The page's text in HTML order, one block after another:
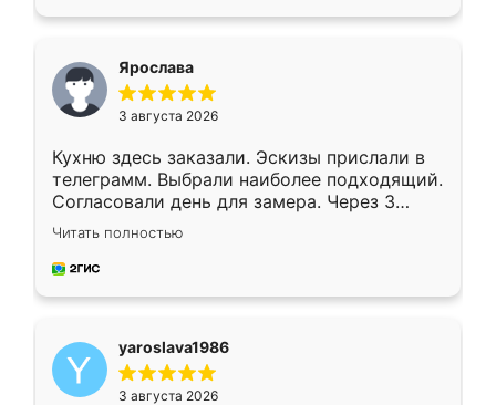
Ярослава
3 августа 2026
Кухню здесь заказали. Эскизы прислали в
телеграмм. Выбрали наиболее подходящий.
Согласовали день для замера. Через 3
недели кухня была уже готова. Остались
довольны работой. Спасибо Ренессанс
мебель за качественную работу!
Читать полностью
yaroslava1986
3 августа 2026